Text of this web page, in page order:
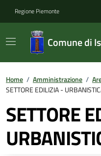
Regione Piemonte
Comune di
Home / Amministrazione /
SETTORE EDILIZIA -
SETTORE